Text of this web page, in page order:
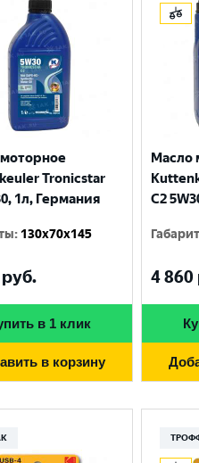
Tronicstar
1л, Германия
: 130x70x145
руб.
в 1 клик
в корзину
Масло
C2
4 860
Выберите
Гатчина